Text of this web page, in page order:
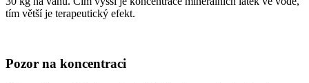
tím větší je terapeutický efekt.
Pozor na koncentraci